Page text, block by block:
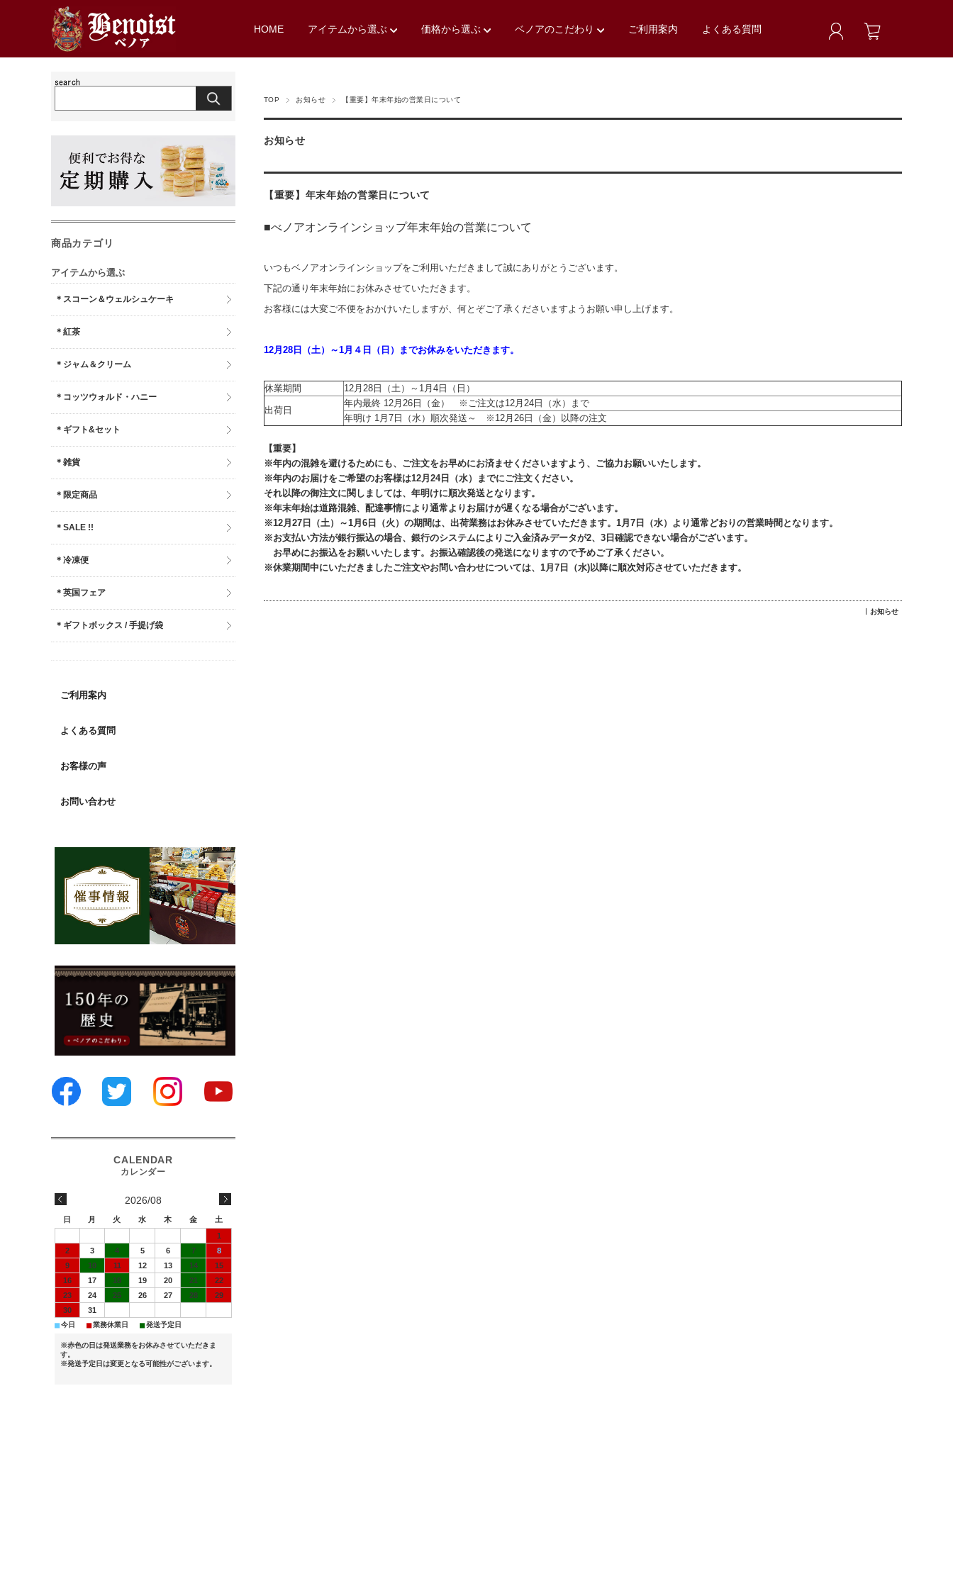
HOME アイテムから選ぶ 価格から選ぶ ベノアのこだわり ご利用案内 よくある質問
TOP お知らせ 【重要】年末年始の営業日について
お知らせ
【重要】年末年始の営業日について
■べノアオンラインショップ年末年始の営業について
いつもベノアオンラインショップをご利用いただきまして誠にありがとうございます。
下記の通り年末年始にお休みさせていただきます。
お客様には大変ご不便をおかけいたしますが、何とぞご了承くださいますようお願い申し上げます。
12月28日（土）～1月４日（日）までお休みをいただきます。
休業期間 12月28日（土）～1月4日（日）
出荷日
年内最終 12月26日（金） ※ご注文は12月24日（水）まで
年明け 1月7日（水）順次発送～ ※12月26日（金）以降の注文
【重要】
※年内の混雑を避けるためにも、ご注文をお早めにお済ませくださいますよう、ご協力お願いいたします。
※年内のお届けをご希望のお客様は12月24日（水）までにご注文ください。
それ以降の御注文に関しましては、年明けに順次発送となります。
※年末年始は道路混雑、配達事情により通常よりお届けが遅くなる場合がございます。
※12月27日（土）～1月6日（火）の期間は、出荷業務はお休みさせていただきます。1月7日（水）より通常どおりの営業時間となります。
※お支払い方法が銀行振込の場合、銀行のシステムによりご入金済みデータが2、3日確認できない場合がございます。
お早めにお振込をお願いいたします。お振込確認後の発送になりますので予めご了承ください。
※休業期間中にいただきましたご注文やお問い合わせについては、1月7日（水)以降に順次対応させていただきます。
お知らせ
商品カテゴリ
アイテムから選ぶ
＊スコーン＆ウェルシュケーキ
＊紅茶
＊ジャム＆クリーム
＊コッツウォルド・ハニー
＊ギフト&セット
＊雑貨
＊限定商品
＊SALE !!
＊冷凍便
＊英国フェア
＊ギフトボックス / 手提げ袋
ご利用案内
よくある質問
お客様の声
お問い合わせ
2026/08
日 月 火 水 木 金
土
1
2
3 4 5 6 7
8
9
10 11 12 13 14
15
16
17 18 19 20 21
22
23
24 25 26 27 28
29
30
31
■今日 ■業務休業日 ■発送予定日
※赤色の日は発送業務をお休みさせていただきま
す。
※発送予定日は変更となる可能性がございます。